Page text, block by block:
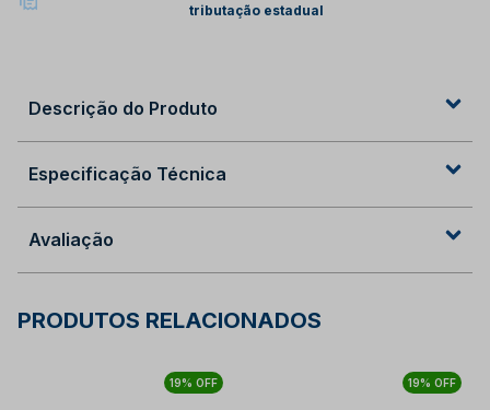
tributação estadual
Descrição do Produto
Especificação Técnica
Avaliação
PRODUTOS RELACIONADOS
19% OFF 19% OFF